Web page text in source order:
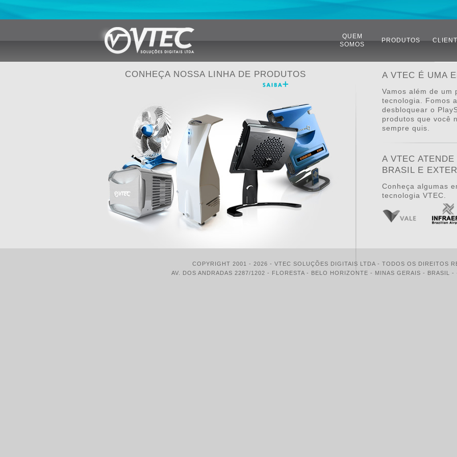
QUEM
SOMOS
PRODUTOS
CONHEÇA NOSSA LINHA DE PRODUTOS A VTEC É UMA
Vamos além de um
tecnologia. Fomos
desbloquear o
produtos que você
sempre quis.
A VTEC
BRASIL E
Conheça algumas
tecnologia VTEC.
COPYRIGHT 2001 - 2026 - VTEC SOLUÇÕES DIGITAIS LTDA - TODOS OS DIREITOS
AV. DOS ANDRADAS 2287/1202 - FLORESTA - BELO HORIZONTE - MINAS GERAIS - BRASIL